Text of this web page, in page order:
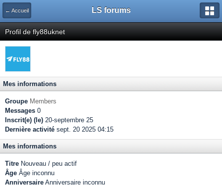
← Accueil LS forums
Profil de fly88uknet
Mes informations
Groupe Members
Messages 0
Inscrit(e) (le) 20-septembre 25
Dernière activité sept. 20 2025 04:15
Mes informations
Titre Nouveau / peu actif
Âge Âge inconnu
Anniversaire Anniversaire inconnu